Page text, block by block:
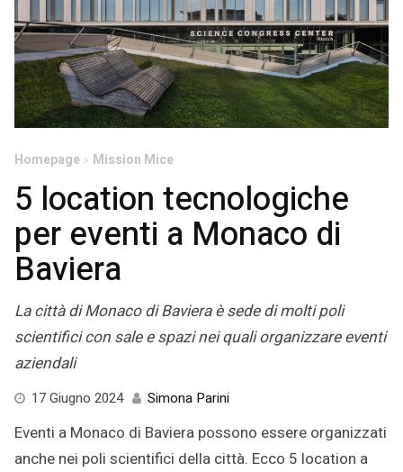
Homepage Mission Mice
5 location tecnologiche
per eventi a Monaco di
Baviera
La città di Monaco di Baviera è sede di molti poli
scientifici con sale e spazi nei quali organizzare eventi
aziendali
17 Giugno 202417
2024
Simona Parini
Eventi a Monaco di Baviera possono essere organizzati
anche nei poli scientifici della città. Ecco 5 location a